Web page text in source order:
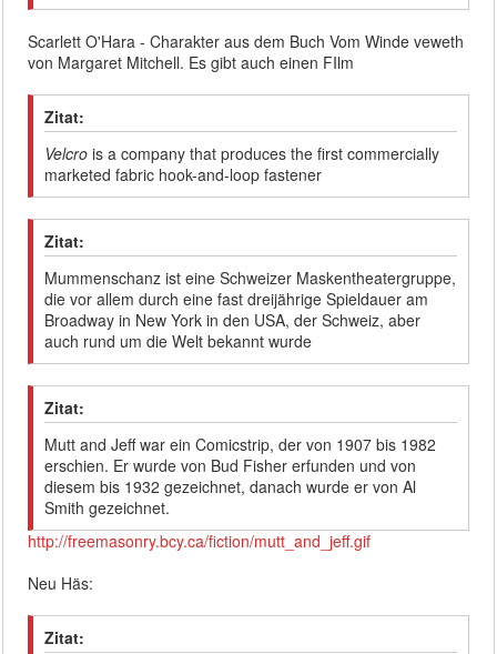
Scarlett O'Hara - Charakter aus dem Buch Vom Winde veweth
von Margaret Mitchell. Es gibt auch einen FIlm
Zitat:
Velcro is a company that produces the first commercially
marketed fabric hook-and-loop fastener
Zitat:
Mummenschanz ist eine Schweizer Maskentheatergruppe,
die vor allem durch eine fast dreijährige Spieldauer am
Broadway in New York in den USA, der Schweiz, aber
auch rund um die Welt bekannt wurde
Zitat:
Mutt and Jeff war ein Comicstrip, der von 1907 bis 1982
erschien. Er wurde von Bud Fisher erfunden und von
diesem bis 1932 gezeichnet, danach wurde er von Al
Smith gezeichnet.
http://freemasonry.bcy.ca/fiction/mutt_and_jeff.gif
Neu Häs:
Zitat: